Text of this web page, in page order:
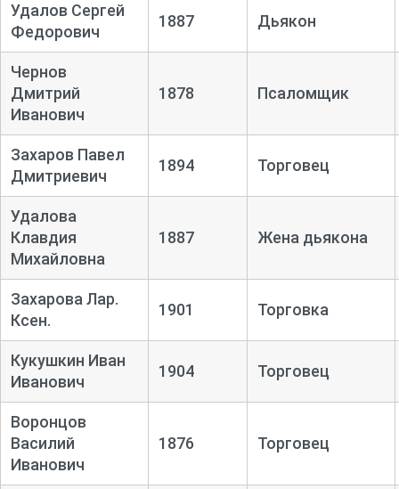
Удалов Сергей
Федорович
1887 Дьякон
Чернов
Дмитрий
Иванович
1878 Псаломщик
Захаров Павел
Дмитриевич
1894 Торговец
Удалова
Клавдия
Михайловна
1887 Жена дьякона
Захарова Лар.
Ксен.
1901 Торговка
Кукушкин Иван
Иванович
1904 Торговец
Воронцов
Василий
Иванович
1876 Торговец